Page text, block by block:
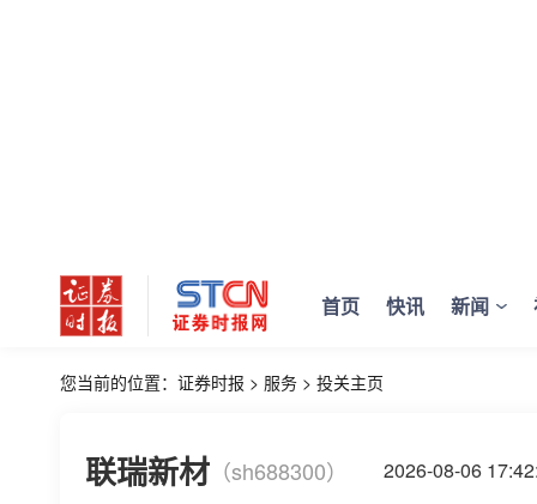
首页 快讯 新闻
您当前的位置： 证券时报 > 服务 > 投关主页
联瑞新材 （sh688300） 2026-08-06